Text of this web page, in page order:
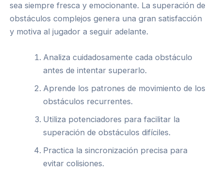
sea siempre fresca y emocionante. La superación de
obstáculos complejos genera una gran satisfacción
y motiva al jugador a seguir adelante.
Analiza cuidadosamente cada obstáculo
antes de intentar superarlo.
Aprende los patrones de movimiento de los
obstáculos recurrentes.
Utiliza potenciadores para facilitar la
superación de obstáculos difíciles.
Practica la sincronización precisa para
evitar colisiones.